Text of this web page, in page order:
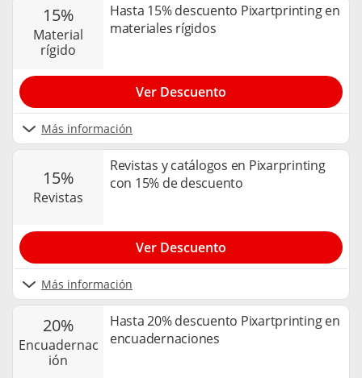
15%
material
rígido
Hasta 15% descuento Pixartprinting en
materiales rígidos
Más información
Ver Descuento
15%
revistas
Revistas y catálogos en Pixarprinting
con 15% de descuento
Más información
Ver Descuento
20%
encuadernac
ión
Hasta 20% descuento Pixartprinting en
encuadernaciones